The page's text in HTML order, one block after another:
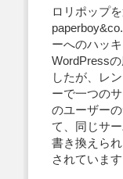
ロリポップ
ーへのハッ
WordPress
したが、レ
ーで一つの
のユーザー
て、同じサ
書き換えら
されています